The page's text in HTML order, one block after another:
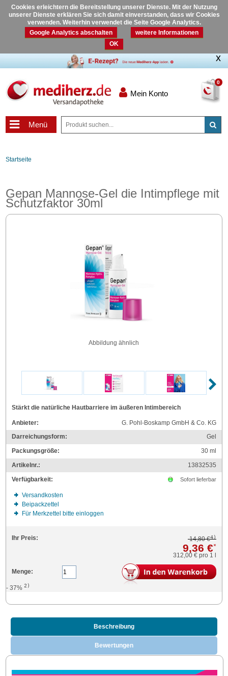
Cookies erleichtern die Bereitstellung unserer Dienste. Mit der Nutzung
unserer Dienste erklären Sie sich damit einverstanden, dass wir Cookies
verwenden. Weiterhin verwendet die Seite Google Analytics.
Google Analytics abschalten
weitere Informationen
OK
0
Mein Konto
Menü
Startseite
Gepan Mannose-Gel die Intimpflege mit
Schutzfaktor 30ml
Abbildung ähnlich
Stärkt die natürliche Hautbarriere im äußeren Intimbereich
Anbieter:
G. Pohl-Boskamp GmbH & Co. KG
Darreichungsform:
Gel
Packungsgröße:
30ml
Artikelnr.:
13832535
Verfügbarkeit:
Sofort lieferbar
Versandkosten
Beipackzettel
Für Merkzettel bitte einloggen
Ihr Preis: 14,80 €4)
9,36 €*
312,00 € pro 1 l
Menge:
- 37%2)
Beschreibung
Bewertungen